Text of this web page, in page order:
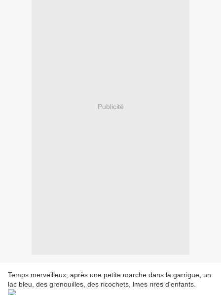
Publicité
Temps merveilleux, après une petite marche dans la garrigue, un
lac bleu, des grenouilles, des ricochets, lmes rires d'enfants.